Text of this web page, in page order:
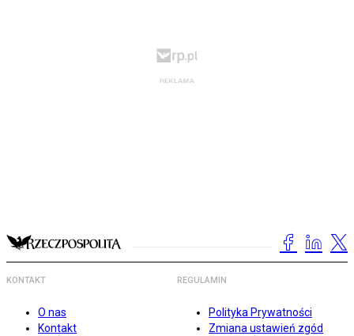
KONTAKT
O nas
Kontakt
REGULAMIN
Polityka Prywatności
Zmiana ustawień zgód